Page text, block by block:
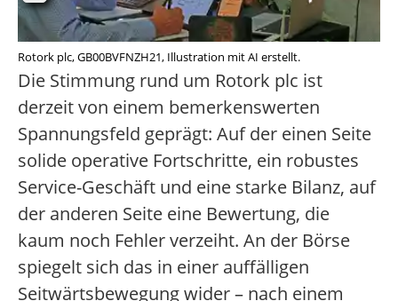
Rotork plc, GB00BVFNZH21, Illustration mit AI erstellt.
Die Stimmung rund um Rotork plc ist
derzeit von einem bemerkenswerten
Spannungsfeld geprägt: Auf der einen Seite
solide operative Fortschritte, ein robustes
Service-Geschäft und eine starke Bilanz, auf
der anderen Seite eine Bewertung, die
kaum noch Fehler verzeiht. An der Börse
spiegelt sich das in einer auffälligen
Seitwärtsbewegung wider – nach einem